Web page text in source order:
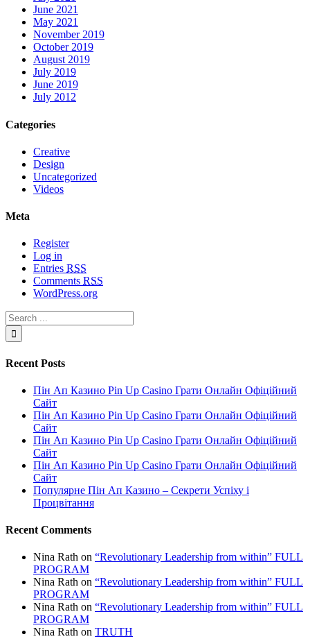
June 2021
May 2021
November 2019
October 2019
August 2019
July 2019
June 2019
July 2012
Categories
Creative
Design
Uncategorized
Videos
Meta
Register
Log in
Entries RSS
Comments RSS
WordPress.org
Recent Posts
Пін Ап Казино Pin Up Casino Грати Онлайн Офіційний
Сайт
Пін Ап Казино Pin Up Casino Грати Онлайн Офіційний
Сайт
Пін Ап Казино Pin Up Casino Грати Онлайн Офіційний
Сайт
Пін Ап Казино Pin Up Casino Грати Онлайн Офіційний
Сайт
Популярне Пін Ап Казино – Секрети Успіху і
Процвітання
Recent Comments
Nina Rath on “Revolutionary Leadership from within” FULL
PROGRAM
Nina Rath on “Revolutionary Leadership from within” FULL
PROGRAM
Nina Rath on “Revolutionary Leadership from within” FULL
PROGRAM
Nina Rath on TRUTH